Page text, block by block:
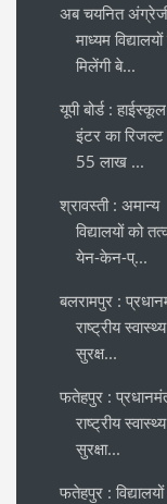
अब चयनित
माध्यम
मिलेंगी बे...
यूपी बोर्ड :
इंटर का
55 लाख ...
श्रावस्ती : अमान्य
विद्यालयों को
येन-केन-प्...
बलरामपुर :
राष्ट्रीय स्वास्थ्य
सुरक्ष...
फतेहपुर :
राष्ट्रीय स्वास्थ्य
सुरक्षा...
फतेहपुर :